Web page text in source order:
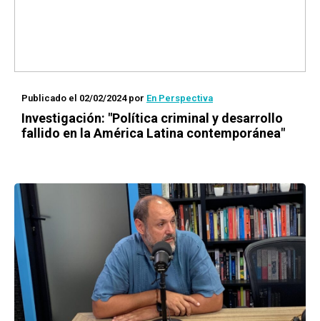
Publicado el 02/02/2024por En Perspectiva
Investigación: "Política criminal y desarrollo
fallido en la América Latina contemporánea"